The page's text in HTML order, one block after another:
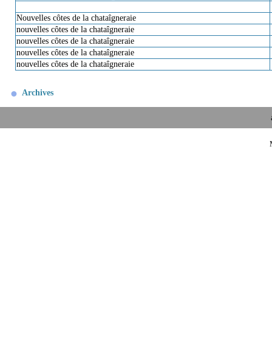
Nouvelles côtes de la chataîgneraie
nouvelles côtes de la chataîgneraie
nouvelles côtes de la chataîgneraie
nouvelles côtes de la chataîgneraie
nouvelles côtes de la chataîgneraie
Archives